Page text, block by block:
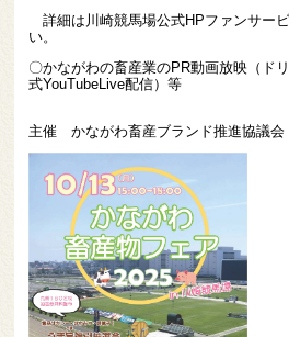
詳細は川崎競馬場公式HPファンサー
い。
〇かながわの畜産業のPR動画放映（ド
式YouTubeLive配信）等
主催 かながわ畜産ブランド推進協議会